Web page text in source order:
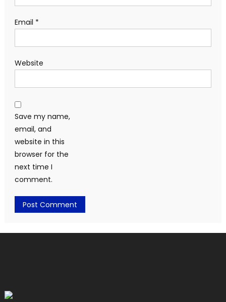
Email *
Website
Save my name,
email, and
website in this
browser for the
next time I
comment.